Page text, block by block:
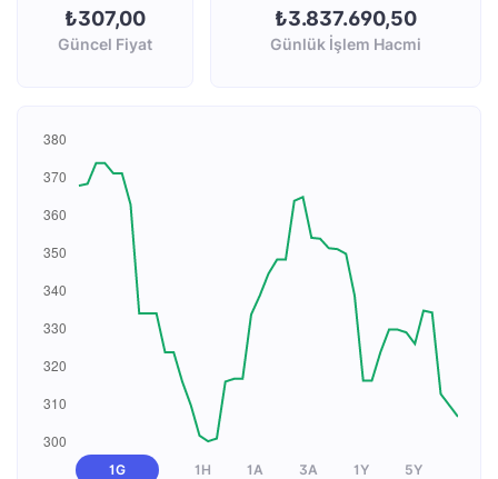
₺307,00
Güncel Fiyat
₺3.837.690,50
Günlük İşlem Hacmi
1G 1H 1A 3A 1Y 5Y